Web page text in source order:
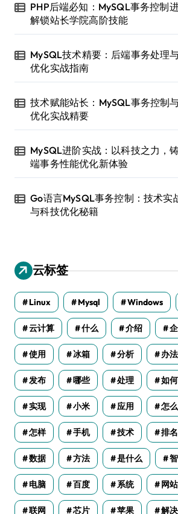
PHP后端必知：MySQL事务控制进
解锁站长学院高阶技能
MySQL技术精要：后端事务处理
优化实战指南
技术赋能站长：MySQL事务控制
优化实战精要
MySQL进阶实战：以科技之力，
端事务性能优化新体验
Go语言MySQL事务控制：技术实
与科技优化秘籍
云标签
Linux Mysql Windows
云计算 什么 介绍
使用 冰箱 分析 办法
发布 哪些 处理 如何
实现 小米 应用 怎么
怎样 手机 技术 排名
数据 方法 是什么
电脑 百度 系统 网站
联网 芯片 苹果 解决